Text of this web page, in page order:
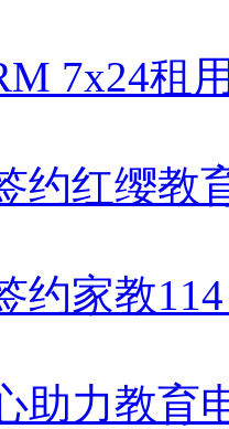
7x24租
约红缨教
约家教
助力教育